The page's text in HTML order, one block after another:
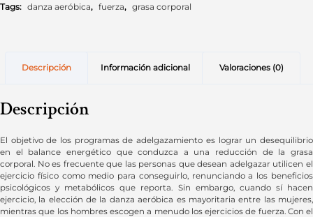
Tags: danza aeróbica, fuerza, grasa corporal
Descripción Información adicional Valoraciones (0)
Descripción
El objetivo de los programas de adelgazamiento es lograr un desequilibrio
en el balance energético que conduzca a una reducción de la grasa
corporal. No es frecuente que las personas que desean adelgazar utilicen el
ejercicio físico como medio para conseguirlo, renunciando a los beneficios
psicológicos y metabólicos que reporta. Sin embargo, cuando sí hacen
ejercicio, la elección de la danza aeróbica es mayoritaria entre las mujeres,
mientras que los hombres escogen a menudo los ejercicios de fuerza. Con el